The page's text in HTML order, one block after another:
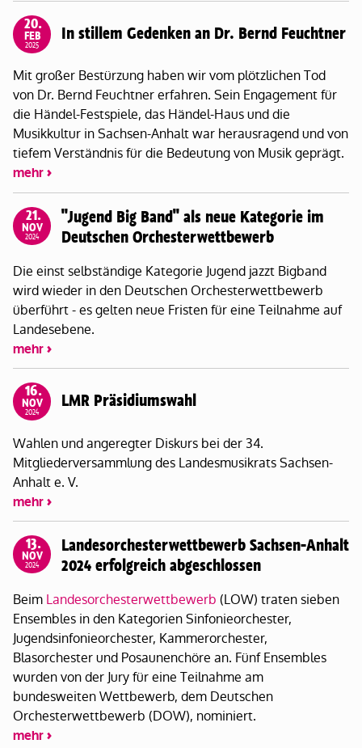
20.
FEB
2025 In stillem Gedenken an Dr. Bernd Feuchtner
Mit großer Bestürzung haben wir vom plötzlichen Tod
von Dr. Bernd Feuchtner erfahren. Sein Engagement für
die Händel-Festspiele, das Händel-Haus und die
Musikkultur in Sachsen-Anhalt war herausragend und von
tiefem Verständnis für die Bedeutung von Musik geprägt.
mehr
21.
NOV
2024
"Jugend Big Band" als neue Kategorie im
Deutschen Orchesterwettbewerb
Die einst selbständige Kategorie Jugend jazzt Bigband
wird wieder in den Deutschen Orchesterwettbewerb
überführt - es gelten neue Fristen für eine Teilnahme auf
Landesebene.
mehr
16.
NOV
2024 LMR Präsidiumswahl
Wahlen und angeregter Diskurs bei der 34.
Mitgliederversammlung des Landesmusikrats Sachsen-
Anhalt e. V.
mehr
13.
NOV
2024
Landesorchesterwettbewerb Sachsen-Anhalt
2024 erfolgreich abgeschlossen
Beim Landesorchesterwettbewerb (LOW) traten sieben
Ensembles in den Kategorien Sinfonieorchester,
Jugendsinfonieorchester, Kammerorchester,
Blasorchester und Posaunenchöre an. Fünf Ensembles
wurden von der Jury für eine Teilnahme am
bundesweiten Wettbewerb, dem Deutschen
Orchesterwettbewerb (DOW), nominiert.
mehr